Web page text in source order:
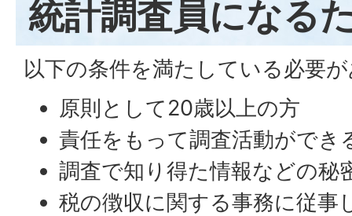
統計調査員になる
以下の条件を満たしている必要
原則として20歳以上の方
責任をもって調査活動ができ
調査で知り得た情報などの秘
税の徴収に関する事務に従事